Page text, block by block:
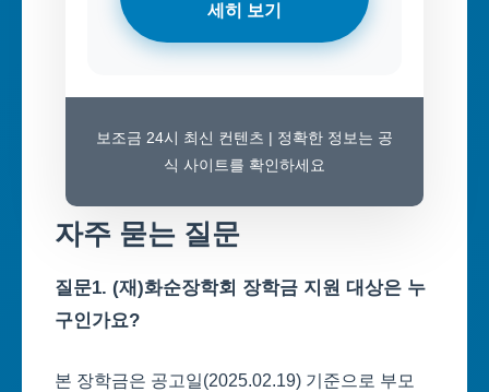
세히 보기
보조금 24시 최신 컨텐츠 | 정확한 정보는 공
식 사이트를 확인하세요
자주 묻는 질문
질문1. (재)화순장학회 장학금 지원 대상은 누
구인가요?
본 장학금은 공고일(2025.02.19) 기준으로 부모